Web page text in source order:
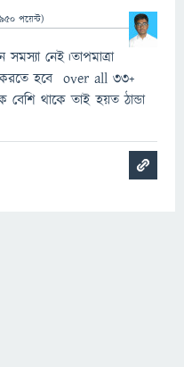
পয়েন্ট)
নেই।তাপমাত্রা
করতে হবে over all 33+
বেশি থাকে তাই হয়ত ঠান্ডা